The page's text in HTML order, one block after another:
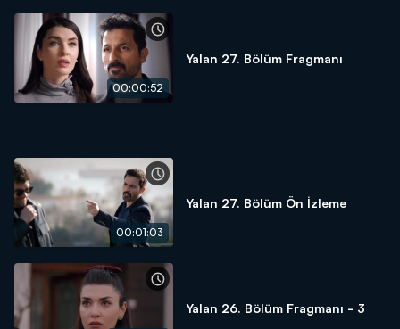
00:00:52
Yalan 27. Bölüm Fragmanı
00:01:03
Yalan 27. Bölüm Ön İzleme
Yalan 26. Bölüm Fragmanı - 3